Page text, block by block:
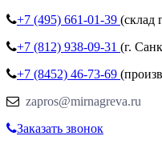
+7 (495) 661-01-39 (склад
+7 (812) 938-09-31 (г.
+7 (8452) 46-73-69
zapros@mirnagreva.ru
Заказать звонок